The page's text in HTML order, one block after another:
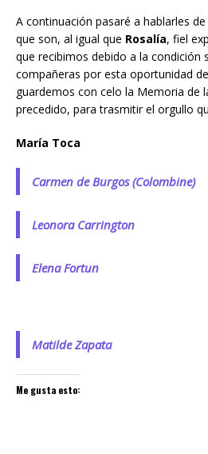
A continuación pasaré a hablarles
que son, al igual que Rosalía, fiel
que recibimos debido a la condición
compañeras por esta oportunidad
guardemos con celo la Memoria de
precedido, para trasmitir el orgullo
María Toca
Carmen de Burgos (Colombine)
Leonora Carrington
Elena Fortun
Matilde Zapata
Me gusta esto: